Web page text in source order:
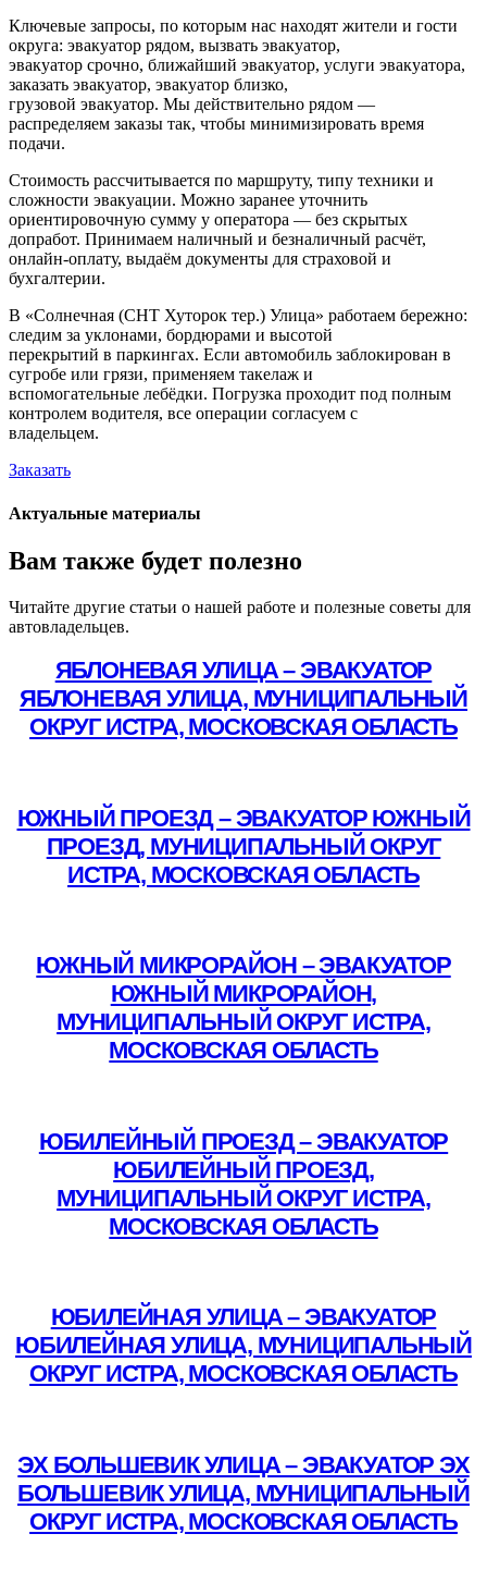
Ключевые запросы, по которым нас находят жители и гости
округа: эвакуатор рядом, вызвать эвакуатор,
эвакуатор срочно, ближайший эвакуатор, услуги эвакуатора,
заказать эвакуатор, эвакуатор близко,
грузовой эвакуатор. Мы действительно рядом —
распределяем заказы так, чтобы минимизировать время
подачи.
Стоимость рассчитывается по маршруту, типу техники и
сложности эвакуации. Можно заранее уточнить
ориентировочную сумму у оператора — без скрытых
допработ. Принимаем наличный и безналичный расчёт,
онлайн-оплату, выдаём документы для страховой и
бухгалтерии.
В «Солнечная (СНТ Хуторок тер.) Улица» работаем бережно:
следим за уклонами, бордюрами и высотой
перекрытий в паркингах. Если автомобиль заблокирован в
сугробе или грязи, применяем такелаж и
вспомогательные лебёдки. Погрузка проходит под полным
контролем водителя, все операции согласуем с
владельцем.
Заказать
Актуальные материалы
Вам также будет полезно
Читайте другие статьи о нашей работе и полезные советы для
автовладельцев.
ЯБЛОНЕВАЯ УЛИЦА – ЭВАКУАТОР
ЯБЛОНЕВАЯ УЛИЦА, МУНИЦИПАЛЬНЫЙ
ОКРУГ ИСТРА, МОСКОВСКАЯ ОБЛАСТЬ
ЮЖНЫЙ ПРОЕЗД – ЭВАКУАТОР ЮЖНЫЙ
ПРОЕЗД, МУНИЦИПАЛЬНЫЙ ОКРУГ
ИСТРА, МОСКОВСКАЯ ОБЛАСТЬ
ЮЖНЫЙ МИКРОРАЙОН – ЭВАКУАТОР
ЮЖНЫЙ МИКРОРАЙОН,
МУНИЦИПАЛЬНЫЙ ОКРУГ ИСТРА,
МОСКОВСКАЯ ОБЛАСТЬ
ЮБИЛЕЙНЫЙ ПРОЕЗД – ЭВАКУАТОР
ЮБИЛЕЙНЫЙ ПРОЕЗД,
МУНИЦИПАЛЬНЫЙ ОКРУГ ИСТРА,
МОСКОВСКАЯ ОБЛАСТЬ
ЮБИЛЕЙНАЯ УЛИЦА – ЭВАКУАТОР
ЮБИЛЕЙНАЯ УЛИЦА, МУНИЦИПАЛЬНЫЙ
ОКРУГ ИСТРА, МОСКОВСКАЯ ОБЛАСТЬ
ЭХ БОЛЬШЕВИК УЛИЦА – ЭВАКУАТОР ЭХ
БОЛЬШЕВИК УЛИЦА, МУНИЦИПАЛЬНЫЙ
ОКРУГ ИСТРА, МОСКОВСКАЯ ОБЛАСТЬ